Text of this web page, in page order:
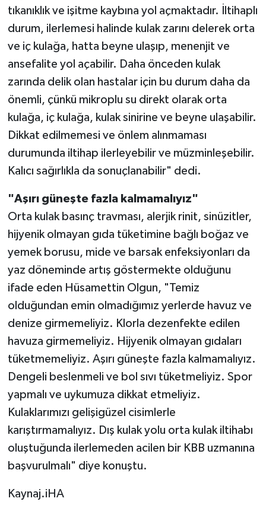
tıkanıklık ve işitme kaybına yol açmaktadır. İltihaplı
durum, ilerlemesi halinde kulak zarını delerek orta
ve iç kulağa, hatta beyne ulaşıp, menenjit ve
ansefalite yol açabilir. Daha önceden kulak
zarında delik olan hastalar için bu durum daha da
önemli, çünkü mikroplu su direkt olarak orta
kulağa, iç kulağa, kulak sinirine ve beyne ulaşabilir.
Dikkat edilmemesi ve önlem alınmaması
durumunda iltihap ilerleyebilir ve müzminleşebilir.
Kalıcı sağırlıkla da sonuçlanabilir" dedi.
"Aşırı güneşte fazla kalmamalıyız"
Orta kulak basınç travması, alerjik rinit, sinüzitler,
hijyenik olmayan gıda tüketimine bağlı boğaz ve
yemek borusu, mide ve barsak enfeksiyonları da
yaz döneminde artış göstermekte olduğunu
ifade eden Hüsamettin Olgun, "Temiz
olduğundan emin olmadığımız yerlerde havuz ve
denize girmemeliyiz. Klorla dezenfekte edilen
havuza girmemeliyiz. Hijyenik olmayan gıdaları
tüketmemeliyiz. Aşırı güneşte fazla kalmamalıyız.
Dengeli beslenmeli ve bol sıvı tüketmeliyiz. Spor
yapmalı ve uykumuza dikkat etmeliyiz.
Kulaklarımızı gelişigüzel cisimlerle
karıştırmamalıyız. Dış kulak yolu orta kulak iltihabı
oluştuğunda ilerlemeden acilen bir KBB uzmanına
başvurulmalı" diye konuştu.
Kaynaj.iHA